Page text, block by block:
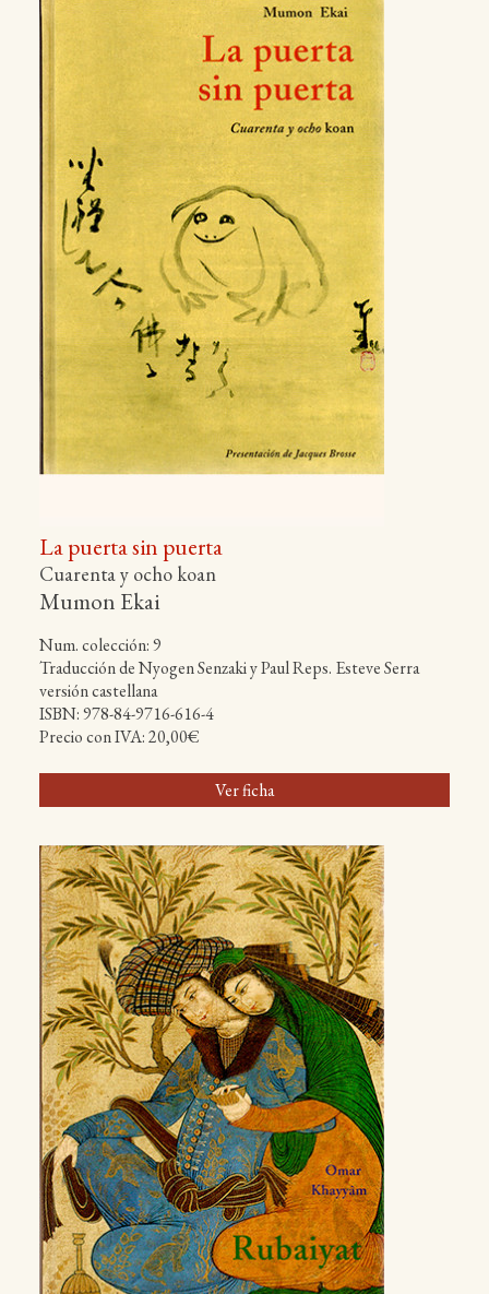
La puerta sin puerta
Cuarenta y ocho koan
Mumon Ekai
Num. colección: 9
Traducción de Nyogen Senzaki y Paul Reps. Esteve Serra
versión castellana
ISBN: 978-84-9716-616-4
Precio con IVA: 20,00€
Ver ficha